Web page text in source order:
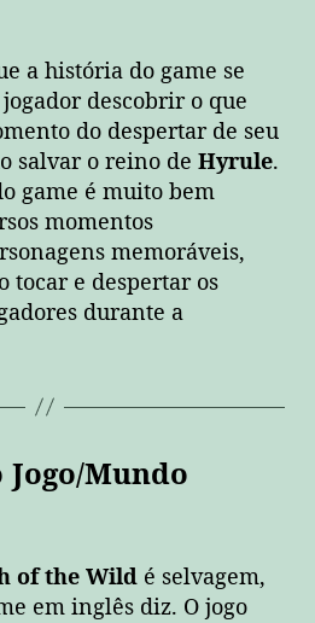
a história do game se
descobrir o que
do despertar de seu
salvar o reino de Hyrule.
game é muito bem
momentos
memoráveis,
tocar e despertar os
durante a
Jogo/Mundo
of the Wild é selvagem,
em inglês diz. O jogo